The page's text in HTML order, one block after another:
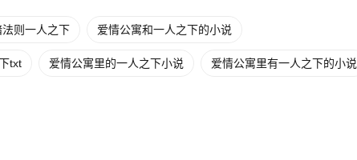
法则一人之下 爱情公寓和一人之下的小说
txt 爱情公寓里的一人之下小说 爱情公寓里有一人之下的小说